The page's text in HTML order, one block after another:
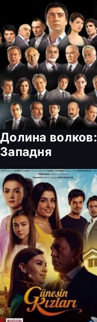
Долина волков:
Западня